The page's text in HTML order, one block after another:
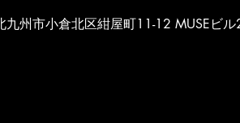
九州市小倉北区紺屋町11-12 MUSEビル